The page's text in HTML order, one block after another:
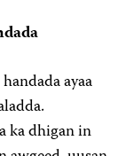
ayaa
ka dhigan in